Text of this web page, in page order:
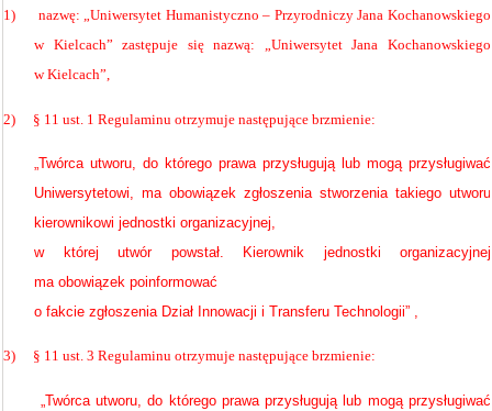
1)
nazwę: „Uniwersytet Humanistyczno – Przyrodniczy Jana Kochanowskiego
w Kielcach” zastępuje się nazwą: „Uniwersytet Jana Kochanowskiego
w Kielcach”,
2) § 11 ust. 1 Regulaminu otrzymuje następujące brzmienie:
„Twórca utworu, do którego prawa przysługują lub mogą przysługiwać
Uniwersytetowi, ma obowiązek zgłoszenia stworzenia takiego utworu
kierownikowi jednostki organizacyjnej,
w której utwór powstał. Kierownik jednostki organizacyjnej
ma obowiązek poinformować
o fakcie zgłoszenia Dział Innowacji i Transferu Technologii” ,
3) § 11 ust. 3 Regulaminu otrzymuje następujące brzmienie:
„Twórca utworu, do którego prawa przysługują lub mogą przysługiwać